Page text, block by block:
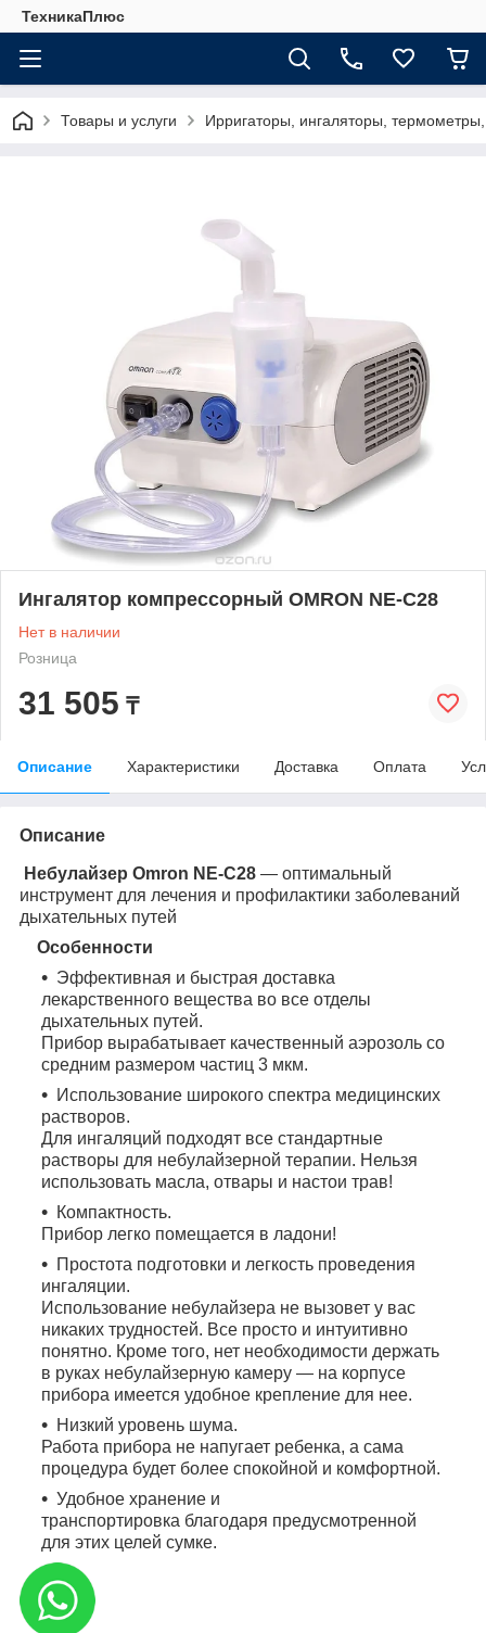
ТехникаПлюс
Товары и услуги Ирригаторы, ингаляторы,
Ингалятор компрессорный OMRON NE-C28
Нет в наличии
Розница
31 505 ₸
Описание Характеристики Доставка Оплата
Описание
Небулайзер Omron NE-C28 ― оптимальный
инструмент для лечения и профилактики заболеваний
дыхательных путей
Особенности
Эффективная и быстрая доставка
лекарственного вещества во все отделы
дыхательных путей.
Прибор вырабатывает качественный аэрозоль со
средним размером частиц 3 мкм.
Использование широкого спектра медицинских
растворов.
Для ингаляций подходят все стандартные
растворы для небулайзерной терапии. Нельзя
использовать масла, отвары и настои трав!
Компактность.
Прибор легко помещается в ладони!
Простота подготовки и легкость проведения
ингаляции.
Использование небулайзера не вызовет у вас
никаких трудностей. Все просто и интуитивно
понятно. Кроме того, нет необходимости держать
в руках небулайзерную камеру ― на корпусе
прибора имеется удобное крепление для нее.
Низкий уровень шума.
Работа прибора не напугает ребенка, а сама
процедура будет более спокойной и комфортной.
Удобное хранение и
транспортировка благодаря предусмотренной
для этих целей сумке.